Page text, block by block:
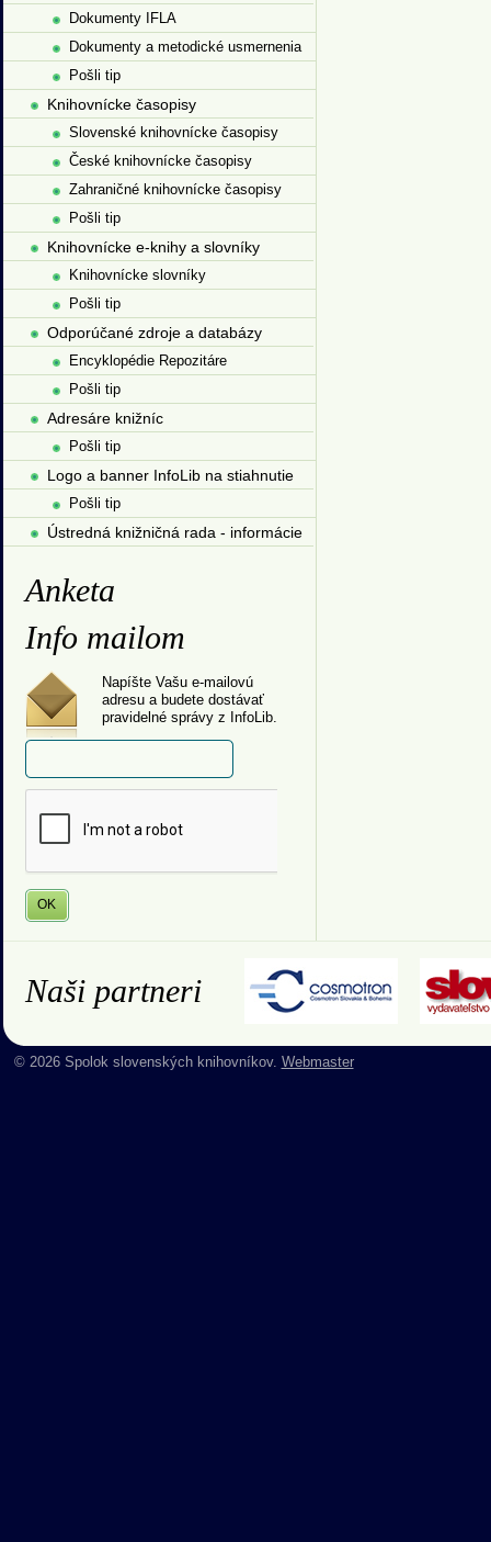
Dokumenty IFLA
Dokumenty a metodické usmernenia
Pošli tip
Knihovnícke časopisy
Slovenské knihovnícke časopisy
České knihovnícke časopisy
Zahraničné knihovnícke časopisy
Pošli tip
Knihovnícke e-knihy a slovníky
Knihovnícke slovníky
Pošli tip
Odporúčané zdroje a databázy
Encyklopédie Repozitáre
Pošli tip
Adresáre knižníc
Pošli tip
Logo a banner InfoLib na stiahnutie
Pošli tip
Ústredná knižničná rada - informácie
Anketa
Info mailom
Napíšte Vašu e-mailovú
adresu a budete dostávať
pravidelné správy z InfoLib.
Naši partneri
© 2026 Spolok slovenských knihovníkov. Webmaster